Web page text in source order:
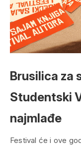
Brusilica za
Studentski
najmlađe
Festival će i ove